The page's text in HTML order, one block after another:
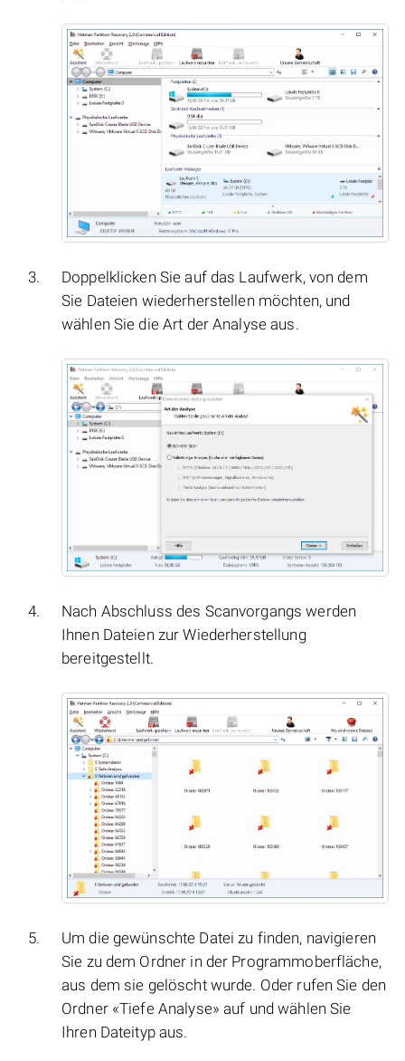
Doppelklicken Sie auf das Laufwerk, von dem
Sie Dateien wiederherstellen möchten, und
wählen Sie die Art der Analyse aus.
Nach Abschluss des Scanvorgangs werden
Ihnen Dateien zur Wiederherstellung
bereitgestellt.
Um die gewünschte Datei zu finden, navigieren
Sie zu dem Ordner in der Programmoberfläche,
aus dem sie gelöscht wurde. Oder rufen Sie den
Ordner «Tiefe Analyse» auf und wählen Sie
Ihren Dateityp aus.